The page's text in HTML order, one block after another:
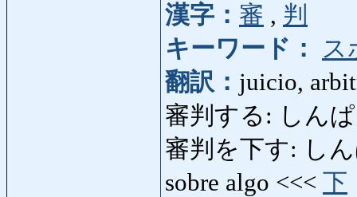
漢字： 審 , 判
キーワード：
ス
翻訳： juicio,
審判する: しんぱ
審判を下す: し
sobre algo <<< 下